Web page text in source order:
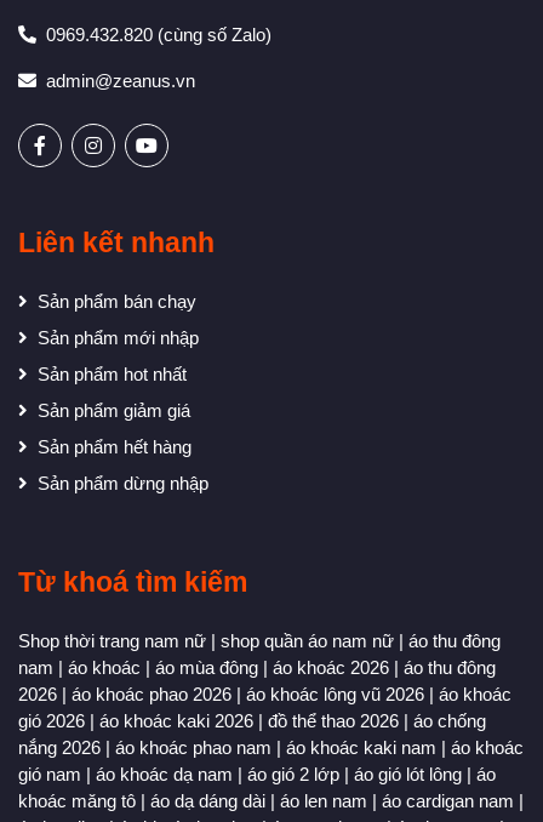
0969.432.820 (cùng số Zalo)
admin@zeanus.vn
Liên kết nhanh
Sản phẩm bán chạy
Sản phẩm mới nhập
Sản phẩm hot nhất
Sản phẩm giảm giá
Sản phẩm hết hàng
Sản phẩm dừng nhập
Từ khoá tìm kiếm
Shop thời trang nam nữ | shop quần áo nam nữ | áo thu đông
nam | áo khoác | áo mùa đông | áo khoác 2026 | áo thu đông
2026 | áo khoác phao 2026 | áo khoác lông vũ 2026 | áo khoác
gió 2026 | áo khoác kaki 2026 | đồ thể thao 2026 | áo chống
nắng 2026 | áo khoác phao nam | áo khoác kaki nam | áo khoác
gió nam | áo khoác dạ nam | áo gió 2 lớp | áo gió lót lông | áo
khoác măng tô | áo dạ dáng dài | áo len nam | áo cardigan nam |